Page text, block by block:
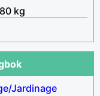
kg
Jardinage